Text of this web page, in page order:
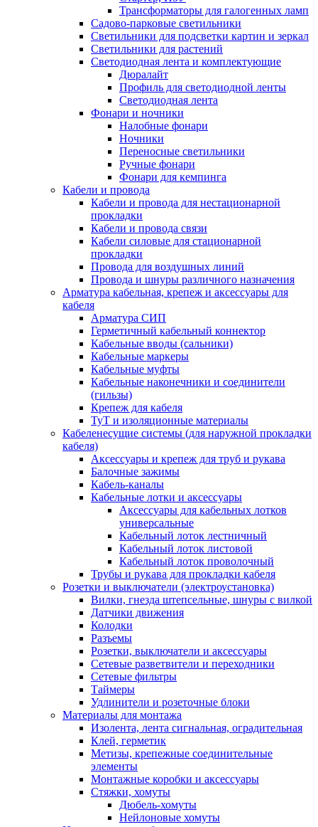
Трансформаторы для галогенных ламп
Садово-парковые светильники
Светильники для подсветки картин и зеркал
Светильники для растений
Светодиодная лента и комплектующие
Дюралайт
Профиль для светодиодной ленты
Светодиодная лента
Фонари и ночники
Налобные фонари
Ночники
Переносные светильники
Ручные фонари
Фонари для кемпинга
Кабели и провода
Кабели и провода для нестационарной
прокладки
Кабели и провода связи
Кабели силовые для стационарной
прокладки
Провода для воздушных линий
Провода и шнуры различного назначения
Арматура кабельная, крепеж и аксессуары для
кабеля
Арматура СИП
Герметичный кабельный коннектор
Кабельные вводы (сальники)
Кабельные маркеры
Кабельные муфты
Кабельные наконечники и соединители
(гильзы)
Крепеж для кабеля
ТуТ и изоляционные материалы
Кабеленесущие системы (для наружной прокладки
кабеля)
Аксессуары и крепеж для труб и рукава
Балочные зажимы
Кабель-каналы
Кабельные лотки и аксессуары
Аксессуары для кабельных лотков
универсальные
Кабельный лоток лестничный
Кабельный лоток листовой
Кабельный лоток проволочный
Трубы и рукава для прокладки кабеля
Розетки и выключатели (электроустановка)
Вилки, гнезда штепсельные, шнуры с вилкой
Датчики движения
Колодки
Разъемы
Розетки, выключатели и аксессуары
Сетевые разветвители и переходники
Сетевые фильтры
Таймеры
Удлинители и розеточные блоки
Материалы для монтажа
Изолента, лента сигнальная, оградительная
Клей, герметик
Метизы, крепежные соединительные
элементы
Монтажные коробки и аксессуары
Стяжки, хомуты
Дюбель-хомуты
Нейлоновые хомуты